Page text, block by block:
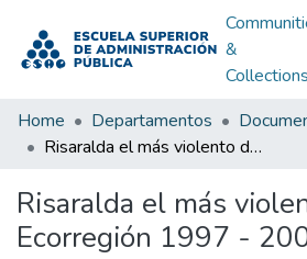
&
Collections
Home Departamentos
Risaralda el más violento de la Ecorregión 1997 - 2002
Risaralda el más
Ecorregión 1997 -